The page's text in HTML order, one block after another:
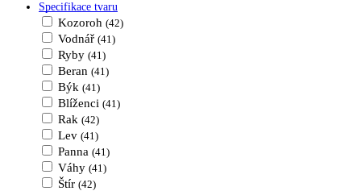
Specifikace tvaru
Kozoroh (42)
Vodnář (41)
Ryby (41)
Beran (41)
Býk (41)
Blíženci (41)
Rak (42)
Lev (41)
Panna (41)
Váhy (41)
Štír (42)